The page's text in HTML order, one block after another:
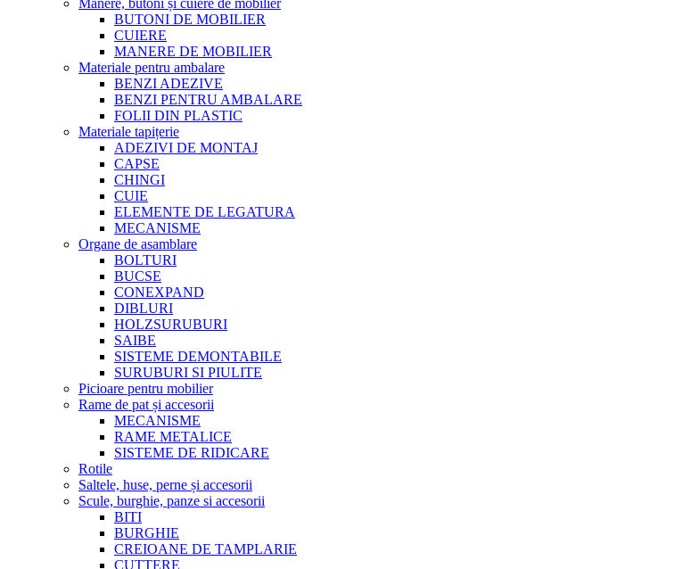
Mânere, butoni și cuiere de mobilier
BUTONI DE MOBILIER
CUIERE
MANERE DE MOBILIER
Materiale pentru ambalare
BENZI ADEZIVE
BENZI PENTRU AMBALARE
FOLII DIN PLASTIC
Materiale tapițerie
ADEZIVI DE MONTAJ
CAPSE
CHINGI
CUIE
ELEMENTE DE LEGATURA
MECANISME
Organe de asamblare
BOLTURI
BUCSE
CONEXPAND
DIBLURI
HOLZSURUBURI
SAIBE
SISTEME DEMONTABILE
SURUBURI SI PIULITE
Picioare pentru mobilier
Rame de pat și accesorii
MECANISME
RAME METALICE
SISTEME DE RIDICARE
Rotile
Saltele, huse, perne și accesorii
Scule, burghie, panze si accesorii
BITI
BURGHIE
CREIOANE DE TAMPLARIE
CUTTERE